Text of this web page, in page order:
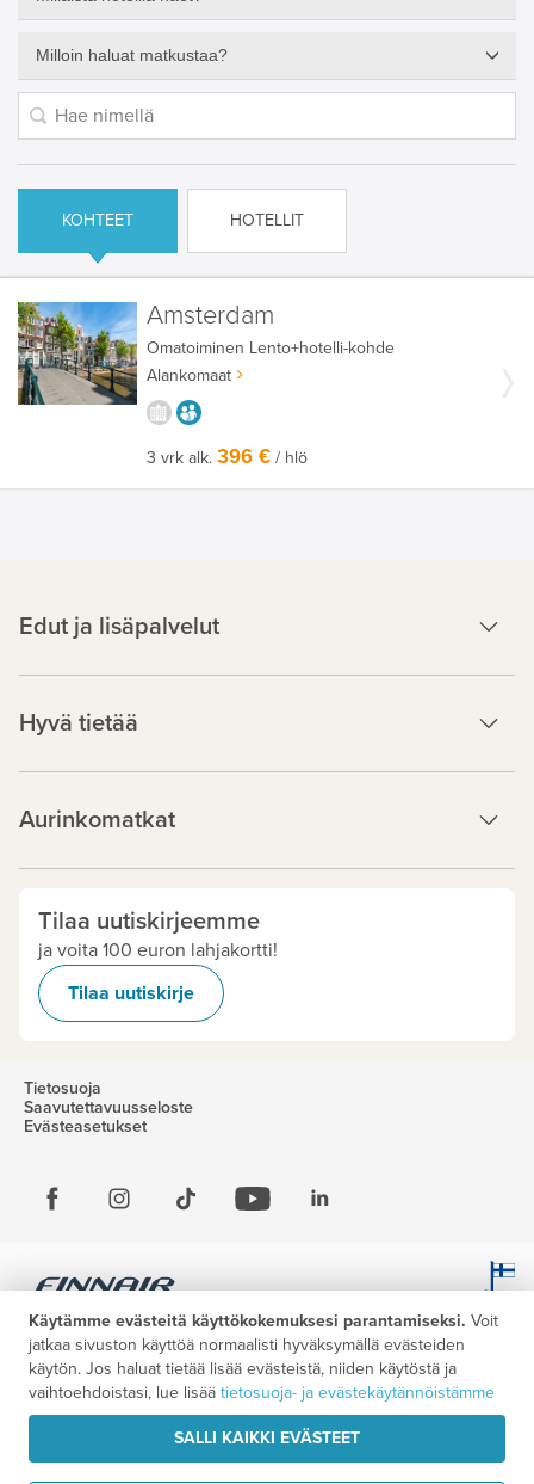
Milloin haluat matkustaa?
KOHTEET HOTELLIT
Amsterdam
Omatoiminen Lento+hotelli-kohde
Alankomaat
KAUPUNGISTA KOKEMUKSIA
3 vrk alk.396 € / hlö
Edut ja lisäpalvelut
Hyvä tietää
Aurinkomatkat
Tilaa uutiskirjeemme
ja voita 100 euron lahjakortti!
Tilaa uutiskirje
Tietosuoja
Saavutettavuusseloste
Evästeasetukset
Käytämme evästeitä käyttökokemuksesi parantamiseksi. Voit
jatkaa sivuston käyttöä normaalisti hyväksymällä evästeiden
käytön. Jos haluat tietää lisää evästeistä, niiden käytöstä ja
vaihtoehdoistasi, lue lisää tietosuoja- ja evästekäytännöistämme
SALLI KAIKKI EVÄSTEET